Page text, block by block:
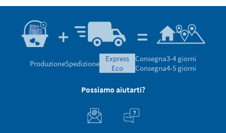
ProduzioneSpedizione
express
eco
Consegna3-4 giorni
Consegna4-5 giorni
Possiamo aiutarti?